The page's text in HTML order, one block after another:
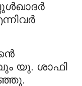
യു. ശാഫി